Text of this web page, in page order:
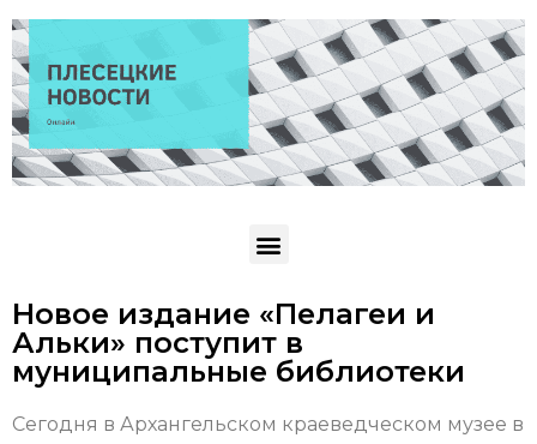
Новое издание «Пелагеи и
Альки» поступит в
муниципальные библиотеки
Сегодня в Архангельском краеведческом музее в